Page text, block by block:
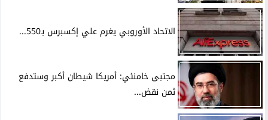
الاتحاد الأوروبي يغرم علي إكسبرس بـ550...
مجتبى خامنئي: أمريكا شيطان أكبر وستدفع
ثمن نقض...